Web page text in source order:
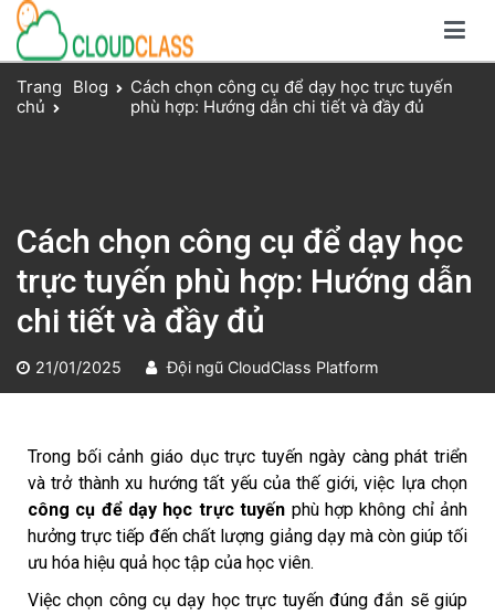
Nền tảng CloudClass
Trang
chủ
Blog
Cách chọn công cụ để dạy học trực tuyến
phù hợp: Hướng dẫn chi tiết và đầy đủ
Cách chọn công cụ để dạy học
trực tuyến phù hợp: Hướng dẫn
chi tiết và đầy đủ
21/01/2025 Đội ngũ CloudClass Platform
Trong bối cảnh giáo dục trực tuyến ngày càng phát triển
và trở thành xu hướng tất yếu của thế giới, việc lựa chọn
công cụ để dạy học trực tuyến phù hợp không chỉ ảnh
hưởng trực tiếp đến chất lượng giảng dạy mà còn giúp tối
ưu hóa hiệu quả học tập của học viên.
Việc chọn công cụ dạy học trực tuyến đúng đắn sẽ giúp